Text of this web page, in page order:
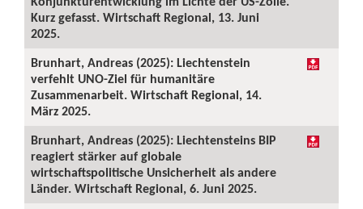
Kurz gefasst. Wirtschaft Regional, 13. Juni
2025.
Brunhart, Andreas (2025): Liechtenstein
verfehlt UNO-Ziel für humanitäre
Zusammenarbeit. Wirtschaft Regional, 14.
März 2025.
Brunhart, Andreas (2025): Liechtensteins BIP
reagiert stärker auf globale
wirtschaftspolitische Unsicherheit als andere
Länder. Wirtschaft Regional, 6. Juni 2025.